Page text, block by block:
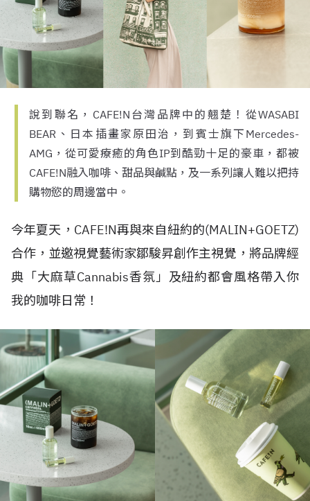
說到聯名，CAFE!N台灣品牌中的翹楚！從WASABI
BEAR、日本插畫家原田治，到賓士旗下Mercedes-
AMG，從可愛療癒的角色IP到酷勁十足的豪車，都被
CAFE!N融入咖啡、甜品與鹹點，及一系列讓人難以把持
購物慾的周邊當中。
今年夏天， CAFE!N再與來自紐約的(MALIN+GOETZ)
合作，並邀視覺藝術家鄒駿昇創作主視覺，將品牌經
典「大麻草Cannabis香氛」及紐約都會風格帶入你
我的咖啡日常！